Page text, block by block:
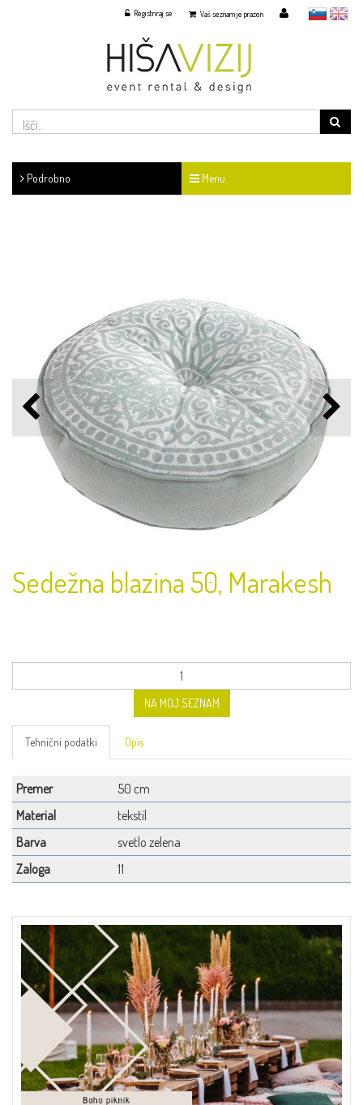
slovensko
English
Vaš seznam je prazen
Registriraj se
Podrobno Menu
Sedežna blazina 50, Marakesh
NA MOJ SEZNAM
Tehnični podatki Opis
Premer
50 cm
Material
tekstil
Barva
svetlo zelena
Zaloga
11